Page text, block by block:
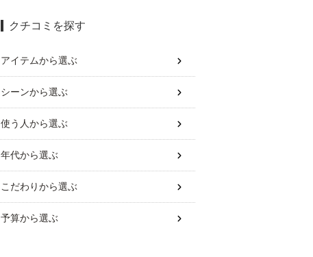
クチコミを探す
アイテムから選ぶ
シーンから選ぶ
使う人から選ぶ
年代から選ぶ
こだわりから選ぶ
予算から選ぶ